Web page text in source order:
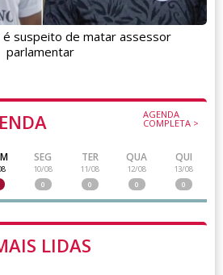
AGENDA
COMPLETA >
SEG
10/08
0
TER
11/08
0
QUA
12/08
0
QUI
13/08
0
LIDAS
é suspeito de matar assessor
parlamentar